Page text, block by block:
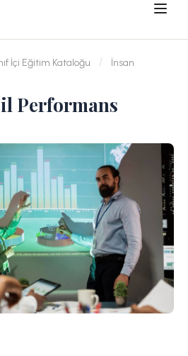
İçi Eğitim Kataloğu
İnsan
Performans